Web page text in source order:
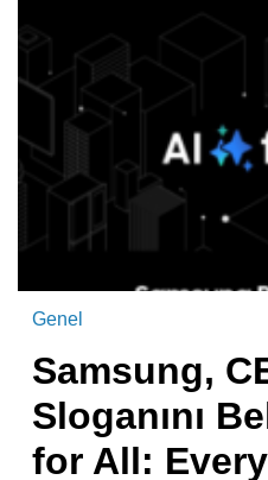
Genel
Samsung,
Sloganını
for All: